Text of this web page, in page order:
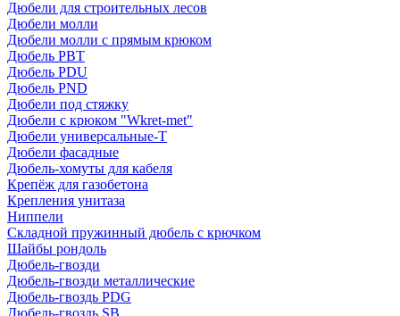
Дюбели для строительных лесов
Дюбели молли
Дюбели молли с прямым крюком
Дюбель PBT
Дюбель PDU
Дюбель PND
Дюбели под стяжку
Дюбели с крюком "Wkret-met"
Дюбели универсальные-Т
Дюбели фасадные
Дюбель-хомуты для кабеля
Крепёж для газобетона
Крепления унитаза
Ниппели
Складной пружинный дюбель с крючком
Шайбы рондоль
Дюбель-гвозди
Дюбель-гвозди металлические
Дюбель-гвоздь PDG
Дюбель-гвоздь SB